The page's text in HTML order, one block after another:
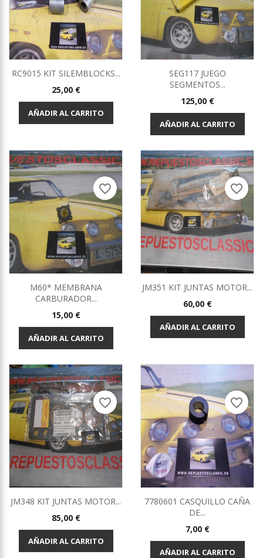
RC9015 KIT SILEMBLOCKS...
Precio
25,00 €
AÑADIR AL CARRITO
SEG117 JUEGO
SEGMENTOS...
Precio
125,00 €
AÑADIR AL CARRITO
M60* MEMBRANA
CARBURADOR...
Precio
15,00 €
AÑADIR AL CARRITO
favorite_border
JM351 KIT JUNTAS MOTOR...
Precio
60,00 €
AÑADIR AL CARRITO
favorite_border
JM348 KIT JUNTAS MOTOR...
Precio
85,00 €
AÑADIR AL CARRITO
favorite_border
7780601 CASQUILLO CAÑA
DE...
Precio
7,00 €
AÑADIR AL CARRITO
favorite_border